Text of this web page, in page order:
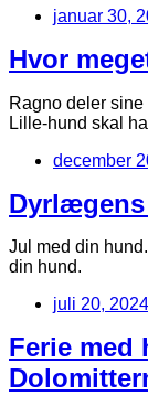
januar 30,
Hvor
Ragno deler
Lille-hund skal
december
Jul med din
din hund.
juli 20, 2024
Ferie med